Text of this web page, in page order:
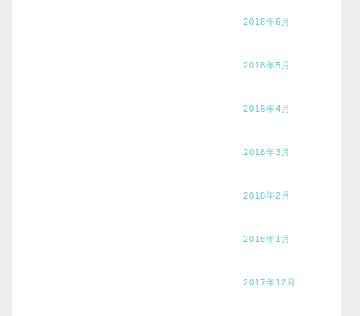
2018年6月
2018年5月
2018年4月
2018年3月
2018年2月
2018年1月
2017年12月